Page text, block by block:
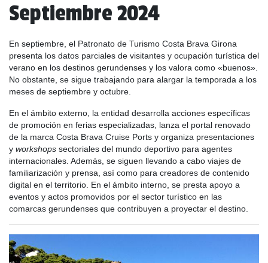
Septiembre 2024
En septiembre, el Patronato de Turismo Costa Brava Girona
presenta los datos parciales de visitantes y ocupación turística del
verano en los destinos gerundenses y los valora como «buenos».
No obstante, se sigue trabajando para alargar la temporada a los
meses de septiembre y octubre.
En el ámbito externo, la entidad desarrolla acciones específicas
de promoción en ferias especializadas, lanza el portal renovado
de la marca Costa Brava Cruise Ports y organiza presentaciones
y workshops sectoriales del mundo deportivo para agentes
internacionales. Además, se siguen llevando a cabo viajes de
familiarización y prensa, así como para creadores de contenido
digital en el territorio. En el ámbito interno, se presta apoyo a
eventos y actos promovidos por el sector turístico en las
comarcas gerundenses que contribuyen a proyectar el destino.